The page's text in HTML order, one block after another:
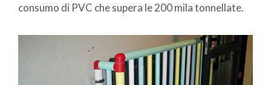
consumo di PVC che supera le 200 mila tonnellate.